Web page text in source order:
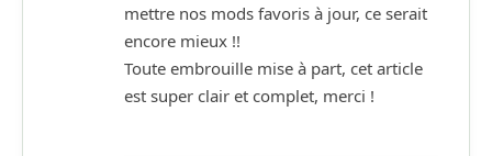
mettre nos mods favoris à jour, ce serait
encore mieux !!
Toute embrouille mise à part, cet article
est super clair et complet, merci !